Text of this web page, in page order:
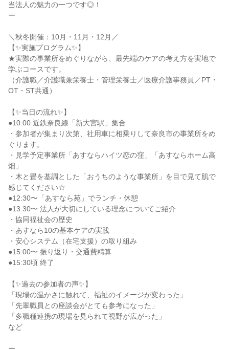
当法人の魅力の一つです◎！
ー
＼秋冬開催：10月・11月・12月／
【✨実施プログラム✨】
★実際の事業所をめぐりながら、最先端のケアの考え方を実地で
学ぶコースです。
（介護職／介護職兼栄養士・管理栄養士／医療介護事務員／PT・
OT・ST共通）
【✨当日の流れ✨】
●10:00 近鉄奈良線「新大宮駅」集合
・参加者が集まり次第、社用車に相乗りして奈良市の事業所をめ
ぐります。
・見学予定事業所「あすならハイツ恋の窪」「あすならホーム高
畑」
・木と畳を基調とした「おうちのような事業所」を目で見て肌で
感じてください☆
●12:30〜「あすなら苑」でランチ・休憩
●13:30〜 法人が大切にしている理念についてご紹介
・協同福祉会の歴史
・あすなら10の基本ケアの実践
・安心システム（在宅支援）の取り組み
●15:00〜 振り返り・交通費精算
●15:30頃 終了
【✨過去の参加者の声✨】
「現場の温かさに触れて、福祉のイメージが変わった」
「先輩職員との座談会がとても参考になった」
「多職種連携の現場を見られて視野が広がった」
など